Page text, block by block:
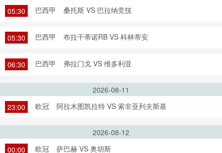
05:30 巴西甲 桑托斯 VS 巴拉纳竞技
05:30 巴西甲 布拉干蒂诺RB VS 科林蒂安
06:30 巴西甲 弗拉门戈 VS 维多利亚
2026-08-11
23:00
欧冠 阿拉木图凯拉特 VS 索非亚列夫斯基
2026-08-12
00:00
欧冠 萨巴赫 VS 奥胡斯